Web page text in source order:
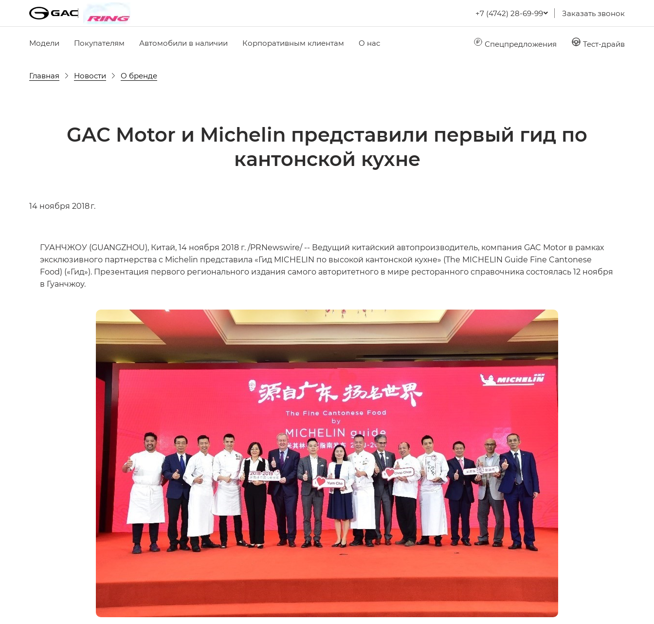
+7 (4742) 28-69-99 Заказать звонок
Модели Покупателям Автомобили в наличии Корпоративным клиентам О нас Спецпредложения Тест-драйв
Главная Новости О бренде
GAC Motor и Michelin представили первый гид по
кантонской кухне
14 ноября 2018 г.
ГУАНЧЖОУ (GUANGZHOU), Китай, 14 ноября 2018 г. /PRNewswire/ -- Ведущий китайский автопроизводитель, компания GAC Motor в рамках
эксклюзивного партнерства с Michelin представила «Гид MICHELIN по высокой кантонской кухне» (The MICHELIN Guide Fine Cantonese
Food) («Гид»). Презентация первого регионального издания самого авторитетного в мире ресторанного справочника состоялась 12 ноября
в Гуанчжоу.